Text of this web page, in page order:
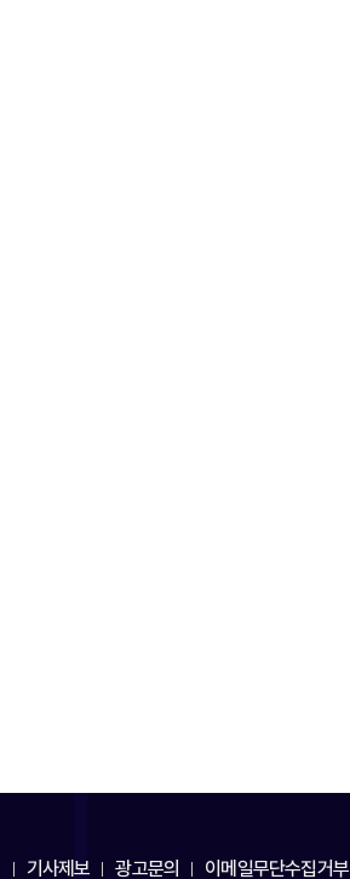
기사제보 광고문의 이메일무단수집거부